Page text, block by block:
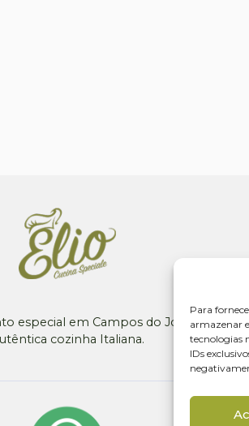
Para
armazenar
tecnologias
IDs
especial em Campos do Jordão!
cozinha Italiana.